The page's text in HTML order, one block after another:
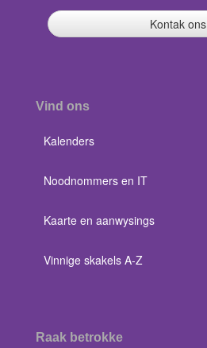
Kontak ons
Vind ons
Kalenders
Noodnommers en IT
Kaarte en aanwysings
Vinnige skakels A-Z
Raak betrokke